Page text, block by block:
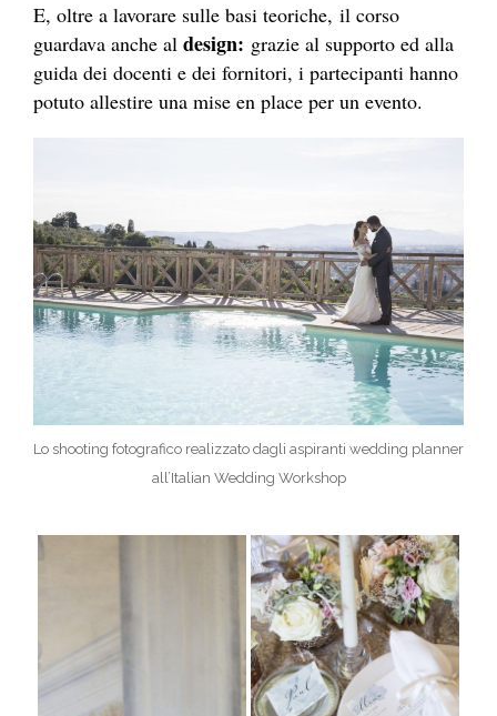
E, oltre a lavorare sulle basi teoriche, il corso
guardava anche al design: grazie al supporto ed alla
guida dei docenti e dei fornitori, i partecipanti hanno
potuto allestire una mise en place per un evento.
Lo shooting fotografico realizzato dagli aspiranti wedding planner
all’Italian Wedding Workshop